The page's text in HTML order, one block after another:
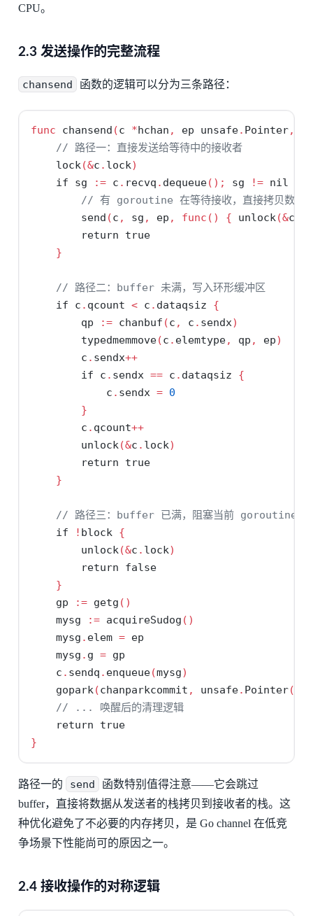
CPU。
2.3 发送操作的完整流程
chansend 函数的逻辑可以分为三条路径：
func chansend (c *hchan , ep unsafe. Pointer,
// 路径一：直接发送给等待中的接收者
    lock
(&c . lock)
if sg := c . recvq . dequeue(); sg != nil
// 有 goroutine 在等待接收，直接拷贝数据
        send
(c , sg , ep , func () { unlock(&c
return
true
}
// 路径二：buffer 未满，写入环形缓冲区
if c . qcount < c . dataqsiz {
        qp
:= chanbuf (c , c . sendx)
        typedmemmove
(c . elemtype, qp , ep)
        c
. sendx++
if c . sendx == c . dataqsiz {
            c
. sendx = 0
}
        c
. qcount++
        unlock
(&c . lock)
return
true
}
// 路径三：buffer 已满，阻塞当前 goroutine
if
! block {
        unlock
(&c . lock)
return
false
}
    gp
:= getg ()
    mysg
:= acquireSudog ()
    mysg
. elem = ep
    mysg
. g = gp
    c
. sendq . enqueue(mysg)
    gopark
(chanparkcommit , unsafe. Pointer(&
// ... 唤醒后的清理逻辑
return
true
}
路径一的 send
函数特别值得注意——它会跳过
buffer，直接将数据从发送者的栈拷贝到接收者的栈。这
种优化避免了不必要的内存拷贝，是 Go channel 在低竞
争场景下性能尚可的原因之一。
2.4 接收操作的对称逻辑